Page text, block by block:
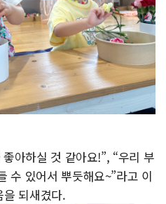
아하실 것 같아요!”, “우리 부
수 있어서 뿌듯해요~”라고 이
되새겼다.